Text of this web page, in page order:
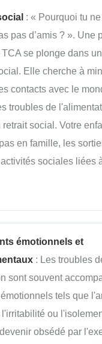
: « Pourquoi tu
pas d’amis ? ». Une
se plonge dans
Elle cherche à
contacts avec le
troubles de
social. Votre
en famille, les
sociales liées
émotionnels et
: Les troubles
sont souvent
tels que
ou
obsédé par